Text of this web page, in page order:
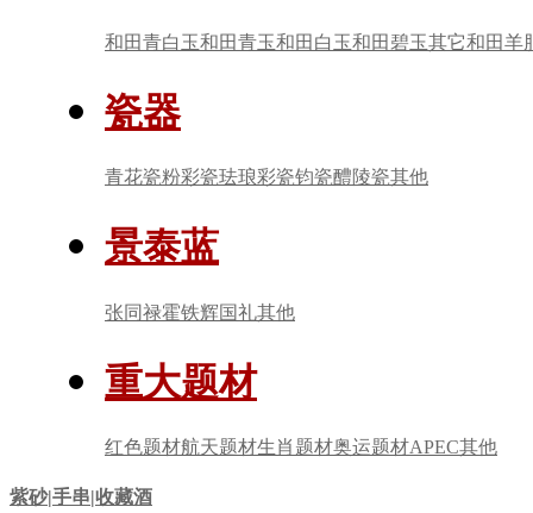
和田青白玉和田青玉和田白玉和田碧玉其它和田羊
瓷器
青花瓷粉彩瓷珐琅彩瓷钧瓷醴陵瓷其他
景泰蓝
张同禄霍铁辉国礼其他
重大题材
红色题材航天题材生肖题材奥运题材APEC其他
紫砂|手串|收藏酒